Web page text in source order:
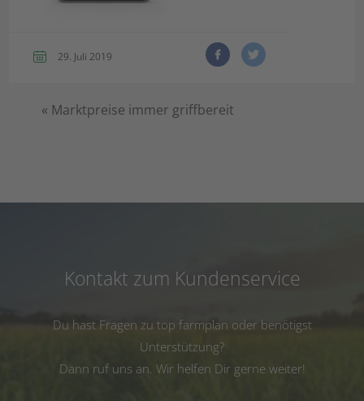
29. Juli 2019
« Marktpreise immer griffbereit
Kontakt zum Kundenservice
Du hast Fragen zu top farmplan oder benötigst
Unterstützung?
Dann ruf uns an. Wir helfen Dir gerne weiter!